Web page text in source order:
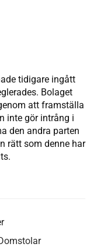
tidigare ingått
Bolaget
att framställa
inte gör intrång i
den andra parten
rätt som denne har